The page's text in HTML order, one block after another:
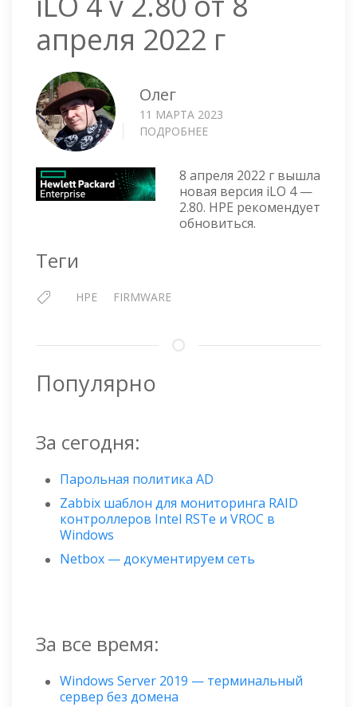
апреля 2022 г
Олег
11 МАРТА 2023
ПОДРОБНЕЕ
V
2.80
ОТ
8
8 апреля 2022 г вышла
новая версия iLO 4 —
2.80. HPE рекомендует
обновиться.
Теги
HPE FIRMWARE
Популярно
За сегодня:
Парольная политика AD
Zabbix шаблон для мониторинга RAID
контроллеров Intel RSTe и VROC в
Windows
Netbox — документируем сеть
За все время:
Windows Server 2019 — терминальный
сервер без домена